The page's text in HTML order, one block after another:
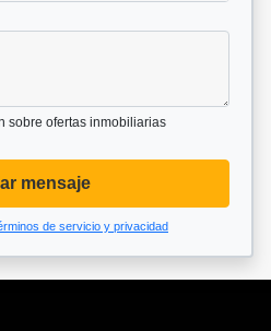
sobre ofertas inmobiliarias
mensaje
de servicio y privacidad